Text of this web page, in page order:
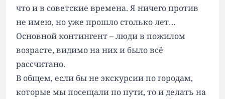
что и в советские времена. Я ничего против
не имею, но уже прошло столько лет…
Основной контингент – люди в пожилом
возрасте, видимо на них и было всё
рассчитано.
В общем, если бы не экскурсии по городам,
которые мы посещали по пути, то и делать на